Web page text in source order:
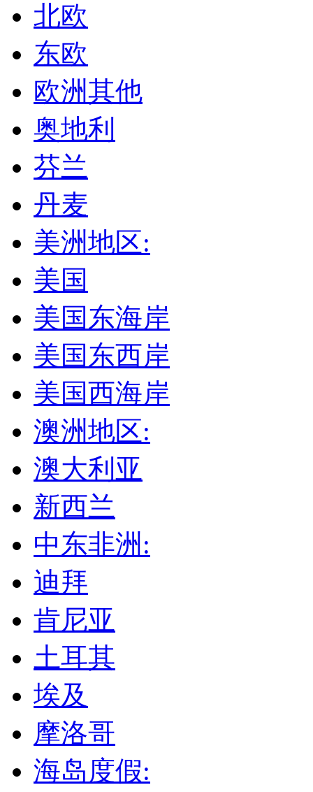
北欧
东欧
欧洲其他
奥地利
芬兰
丹麦
美洲地区:
美国
美国东海岸
美国东西岸
美国西海岸
澳洲地区:
澳大利亚
新西兰
中东非洲:
迪拜
肯尼亚
土耳其
埃及
摩洛哥
海岛度假: